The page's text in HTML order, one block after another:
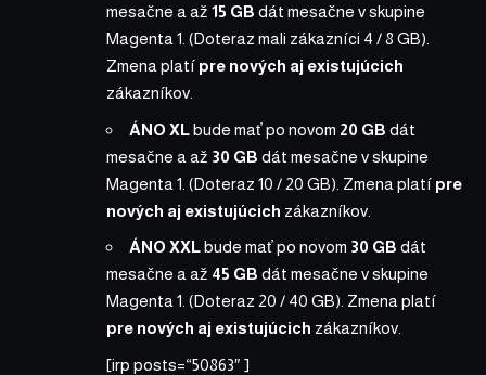
mesačne a až 15 GB dát mesačne v skupine
Magenta 1. (Doteraz mali zákazníci 4 / 8 GB).
Zmena platí pre nových aj existujúcich
zákazníkov.
ÁNO XLbude mať po novom 20 GB dát
mesačne a až 30 GB dát mesačne v skupine
Magenta 1. (Doteraz 10 / 20 GB). Zmena platí pre
nových aj existujúcich zákazníkov.
ÁNO XXLbude mať po novom 30 GB dát
mesačne a až 45 GB dát mesačne v skupine
Magenta 1. (Doteraz 20 / 40 GB). Zmena platí
pre nových aj existujúcich zákazníkov.
[irp posts=“50863″ ]